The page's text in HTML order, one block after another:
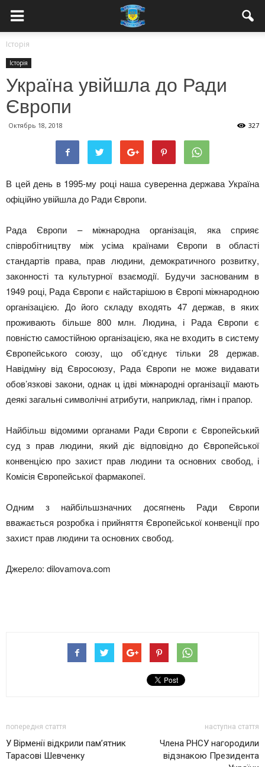
Історія
Історія
Україна увійшла до Ради
Європи
Октябрь 18, 2018 327
В цей день в 1995-му році наша суверенна держава Україна
офіційно увійшла до Ради Європи.
Рада Європи – міжнародна організація, яка сприяє
співробітництву між усіма країнами Європи в області
стандартів права, прав людини, демократичного розвитку,
законності та культурної взаємодії. Будучи заснованим в
1949 році, Рада Європи є найстарішою в Європі міжнародною
організацією. До його складу входять 47 держав, в яких
проживають більше 800 млн. Людина, і Рада Європи є
повністю самостійною організацією, яка не входить в систему
Європейського союзу, що об’єднує тільки 28 держав.
Навідміну від Євросоюзу, Рада Європи не може видавати
обов’язкові закони, однак ц ідві міжнародні організації мають
деякі загальні символічні атрибути, наприклад, гімн і прапор.
Найбільш відомими органами Ради Європи є Європейський
суд з прав людини, який діє відповідно до Європейської
конвенцією про захист прав людини та основних свобод, і
Комісія Європейської фармакопеї.
Одним з найбільшзначних досягнень Ради Європи
вважається розробка і прийняття Європейської конвенції про
захист прав людини та основних свобод.
Джерело: dilovamova.com
попередня стаття
У Вірменії відкрили пам’ятник
Тарасові Шевченку
наступна стаття
Члена РНСУ нагородили
відзнакою Президента